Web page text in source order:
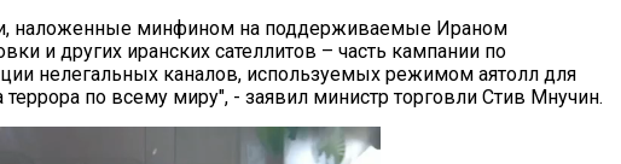
наложенные минфином на поддерживаемые Ираном
и других иранских сателлитов – часть кампании по
нелегальных каналов, используемых режимом аятолл для
террора по всему миру", - заявил министр торговли Стив Мнучин.